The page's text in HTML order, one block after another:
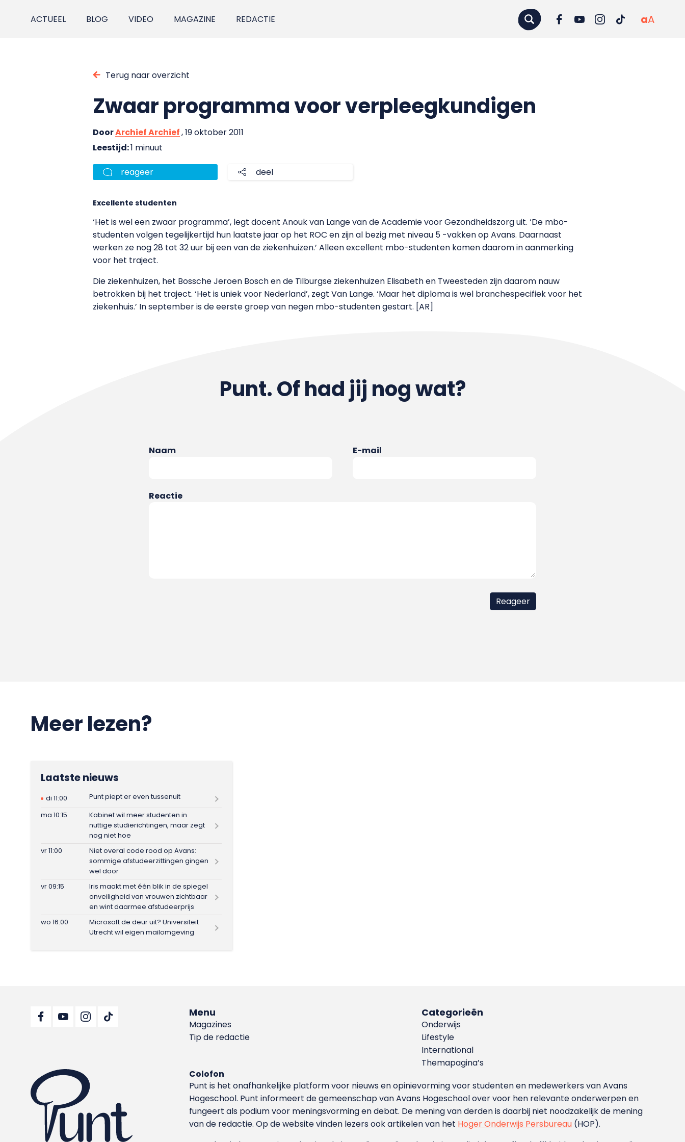
ACTUEEL BLOG VIDEO MAGAZINE REDACTIE aA
Terug naar overzicht
Zwaar programma voor verpleegkundigen
DoorArchief Archief, 19 oktober 2011
Leestijd:1 minuut
reageer deel
Excellente studenten
‘Het is wel een zwaar programma’, legt docent Anouk van Lange van de Academie voor Gezondheidszorg uit. ‘De mbo-
studenten volgen tegelijkertijd hun laatste jaar op het ROC en zijn al bezig met niveau 5 -vakken op Avans. Daarnaast
werken ze nog 28 tot 32 uur bij een van de ziekenhuizen.’ Alleen excellent mbo-studenten komen daarom in aanmerking
voor het traject.
Die ziekenhuizen, het Bossche Jeroen Bosch en de Tilburgse ziekenhuizen Elisabeth en Tweesteden zijn daarom nauw
betrokken bij het traject. ‘Het is uniek voor Nederland’, zegt Van Lange. ‘Maar het diploma is wel branchespecifiek voor het
ziekenhuis.’ In september is de eerste groep van negen mbo-studenten gestart. [AR]
Punt. Of had jij nog wat?
Naam E-mail
Reactie
Meer lezen?
Laatste nieuws
di 11:00
Punt piept er even tussenuit
ma 10:15
Kabinet wil meer studenten in
nuttige studierichtingen, maar zegt
nog niet hoe
vr 11:00
Niet overal code rood op Avans:
sommige afstudeerzittingen gingen
wel door
vr 09:15
Iris maakt met één blik in de spiegel
onveiligheid van vrouwen zichtbaar
en wint daarmee afstudeerprijs
wo 16:00
Microsoft de deur uit? Universiteit
Utrecht wil eigen mailomgeving
Menu
Magazines
Tip de redactie
Categorieën
Onderwijs
Lifestyle
International
Themapagina’s
Colofon
Punt is het onafhankelijke platform voor nieuws en opinievorming voor studenten en medewerkers van Avans
Hoge­school. Punt informeert de gemeenschap van Avans Hogeschool over voor hen relevante onderwerpen en
fungeert als podium voor meningsvorming en debat. De mening van derden is daarbij niet noodzakelijk de mening
van de redactie. Op de website vinden lezers ook artikelen van het Hoger Onderwijs Persbureau (HOP).